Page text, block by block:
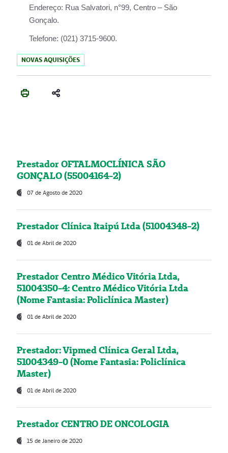
Endereço: Rua Salvatori, n°99, Centro – São
Gonçalo.
Telefone: (021) 3715-9600.
NOVAS AQUISIÇÕES
Prestador OFTALMOCLÍNICA SÃO
GONÇALO (55004164-2)
07 de Agosto de 2020
Prestador Clínica Itaipú Ltda (51004348-2)
01 de Abril de 2020
Prestador Centro Médico Vitória Ltda,
51004350-4: Centro Médico Vitória Ltda
(Nome Fantasia: Policlínica Master)
01 de Abril de 2020
Prestador: Vipmed Clínica Geral Ltda,
51004349-0 (Nome Fantasia: Policlínica
Master)
01 de Abril de 2020
Prestador CENTRO DE ONCOLOGIA
15 de Janeiro de 2020